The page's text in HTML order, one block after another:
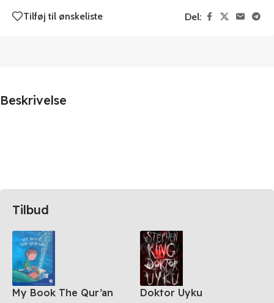
Tilføj til ønskeliste Del:
Beskrivelse
Tilbud
My Book The Qur’an Doktor Uyku